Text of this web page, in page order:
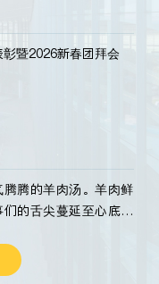
暨2026新春团拜会
腾的羊肉汤。羊肉鲜
的舌尖蔓延至心底。